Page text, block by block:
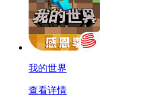
我的世界
查看详情